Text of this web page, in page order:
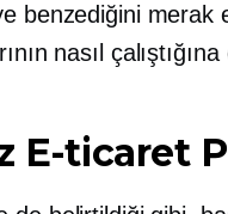
benzediğini merak
nasıl
E-ticaret